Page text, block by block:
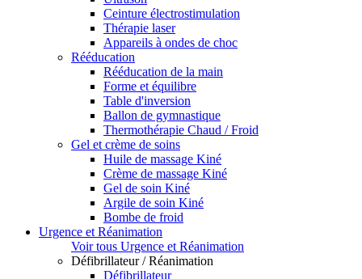
Ceinture électrostimulation
Thérapie laser
Appareils à ondes de choc
Rééducation
Rééducation de la main
Forme et équilibre
Table d'inversion
Ballon de gymnastique
Thermothérapie Chaud / Froid
Gel et crème de soins
Huile de massage Kiné
Crème de massage Kiné
Gel de soin Kiné
Argile de soin Kiné
Bombe de froid
Urgence et Réanimation
Voir tous Urgence et Réanimation
Défibrillateur / Réanimation
Défibrillateur